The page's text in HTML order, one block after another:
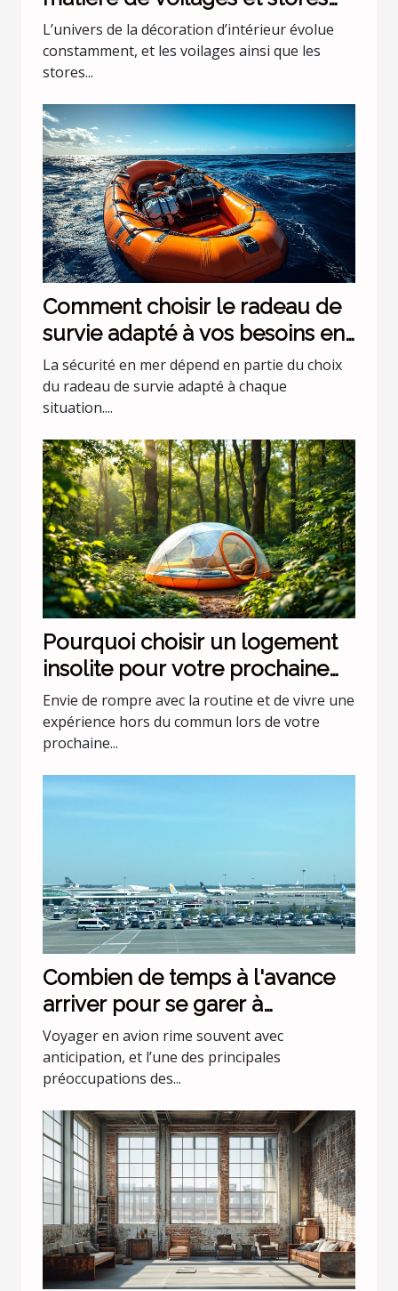
pour intérieurs
L’univers de la décoration d’intérieur évolue
constamment, et les voilages ainsi que les
stores...
Comment choisir le radeau de
survie adapté à vos besoins en
mer ?
La sécurité en mer dépend en partie du choix
du radeau de survie adapté à chaque
situation....
Pourquoi choisir un logement
insolite pour votre prochaine
escapade ?
Envie de rompre avec la routine et de vivre une
expérience hors du commun lors de votre
prochaine...
Combien de temps à l'avance
arriver pour se garer à
l'aéroport Lyon Saint Exupéry ?
Voyager en avion rime souvent avec
anticipation, et l’une des principales
préoccupations des...